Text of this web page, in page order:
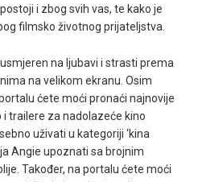
i zbog svih vas, te kako je
filmsko životnog prijateljstva.
na ljubavi i strasti prema
na velikom ekranu. Osim
ćete moći pronaći najnovije
trailere za nadolazeće kino
uživati u kategoriji ‘kina
Angie upoznati sa brojnim
Također, na portalu ćete moći